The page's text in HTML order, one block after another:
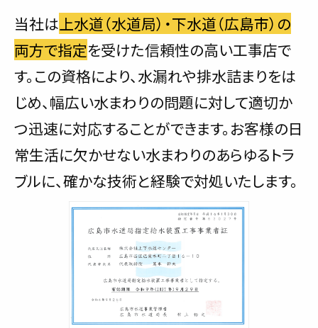
当社は 上水道（水道局）・下水道（広島市）の
両方で指定を受けた信頼性の高い工事店で
す。この資格により、水漏れや排水詰まりをは
じめ、幅広い水まわりの問題に対して適切か
つ迅速に対応することができます。お客様の日
常生活に欠かせない水まわりのあらゆるトラ
ブルに、確かな技術と経験で対処いたします。